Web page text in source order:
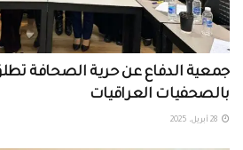
جمعية الدفاع عن حرية الصحافة
بالصحفيات العراقيات
28 أبريل، 2025